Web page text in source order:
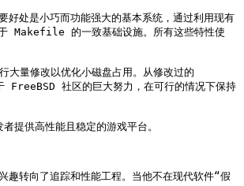
处是小巧而功能强大的基本系统，通过利用现有
Makefile 的一致基础设施。所有这些特性使
大量修改以优化小磁盘占用。从修改过的
FreeBSD 社区的巨大努力，在可行的情况下保持
提供高性能且稳定的游戏平台。
转向了追踪和性能工程。当他不在现代软件“假